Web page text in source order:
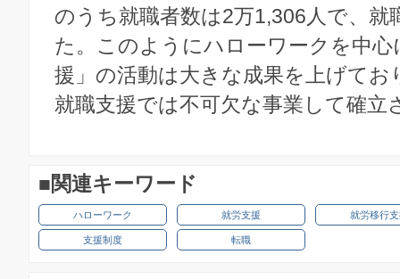
のうち就職者数は2万1,306人で、就
た。このようにハローワークを中
援」の活動は大きな成果を上げてお
就職支援では不可欠な事業して確立
■関連キーワード
ハローワーク 就労支援 就労移行
支援制度 転職